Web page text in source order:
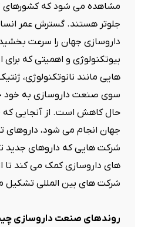
مشاهده می شود که کشورهای
جلوتر هستند. گسترش عمر
داروسازی جهان را سرعت
بیوتکنولوژی و اهمیتی که
هایی مانند نانوتکنولوژی،
سوی صنعت داروسازی به خود
حال کاهش است. از آنجایی که
جهان انجام می شود،
شرکت هایی که داروهای جدید
های داروسازی کمک می کند تا
شرکت های بین المللی تشکیل
روندهای صنعت داروسازی